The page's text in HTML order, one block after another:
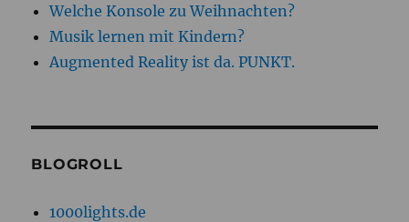
Welche Konsole zu Weihnachten?
Musik lernen mit Kindern?
Augmented Reality ist da. PUNKT.
BLOGROLL
1000lights.de